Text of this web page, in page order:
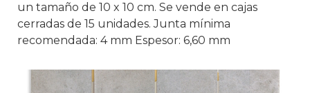
un tamaño de 10 x 10 cm. Se vende en cajas
cerradas de 15 unidades. Junta mínima
recomendada: 4 mm Espesor: 6,60 mm